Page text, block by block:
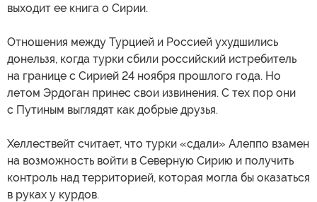
выходит ее книга о Сирии.
Отношения между Турцией и Россией ухудшились
донельзя, когда турки сбили российский истребитель
на границе с Сирией 24 ноября прошлого года. Но
летом Эрдоган принес свои извинения. С тех пор они
с Путиным выглядят как добрые друзья.
Хеллествейт считает, что турки «сдали» Алеппо взамен
на возможность войти в Северную Сирию и получить
контроль над территорией, которая могла бы оказаться
в руках у курдов.